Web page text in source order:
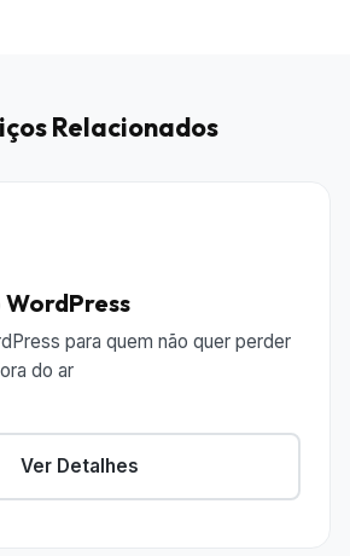
Relacionados
para quem não quer perder
do ar
Ver Detalhes